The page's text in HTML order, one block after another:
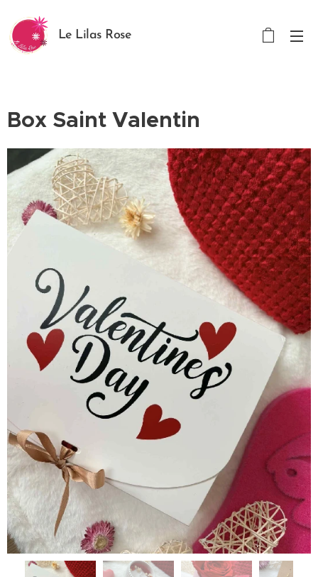
Le Lilas Rose
Box Saint Valentin